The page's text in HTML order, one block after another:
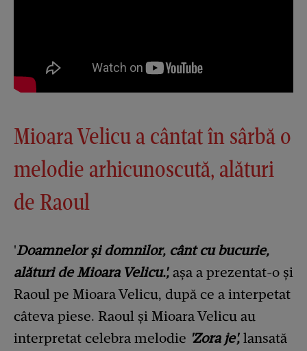
Mioara Velicu a cântat în sârbă o
melodie arhicunoscută, alături
de Raoul
'Doamnelor și domnilor, cânt cu bucurie,
alături de Mioara Velicu.', așa a prezentat-o și
Raoul pe Mioara Velicu, după ce a interpetat
câteva piese. Raoul și Mioara Velicu au
interpretat celebra melodie 'Zora je', lansată